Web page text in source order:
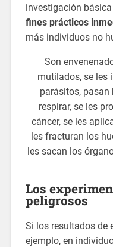
investigación básica
fines prácticos
más individuos no
Son
mutilados, se les
parásitos, pasan
respirar, se les
cáncer, se les
les fracturan los
les sacan los
Los
peligrosos
Si los resultados de
ejemplo, en